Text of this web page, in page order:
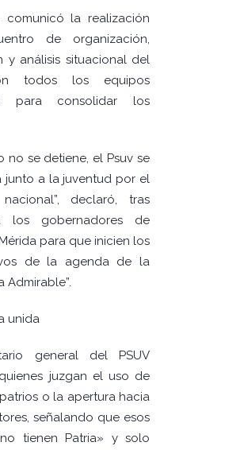
comunicó la realización
de organización,
y análisis situacional del
todos los equipos
para consolidar los
no se detiene, el Psuv se
junto a la juventud por el
declaró, tras
los gobernadores de
para que inicien los
de la agenda de la
Admirable”.
unida
general del PSUV
juzgan el uso de
o la apertura hacia
señalando que esos
tienen Patria» y solo